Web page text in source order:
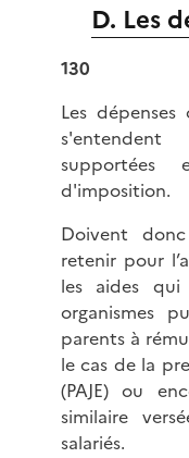
D. Les
130
Les
s'entendent
supportées
d'imposition.
Doivent
retenir pour
les aides
organismes
parents à
le cas de la
(PAJE) ou
similaire
salariés.